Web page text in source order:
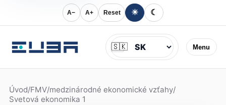
A− A+ Reset ☀ ☾
Menu
Jazyk
🇸🇰
Úvod/FMV/medzinárodné ekonomické vzťahy/
Svetová ekonomika 1